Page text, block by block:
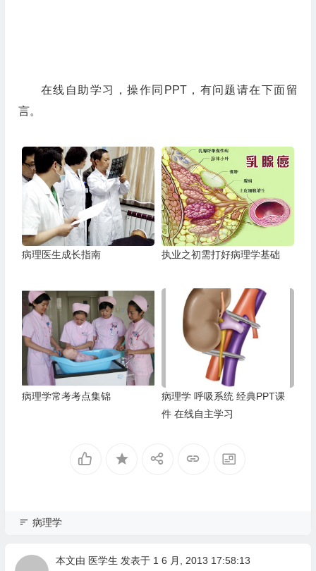
在线自助学习，操作同PPT，有问题请在下面留
言。
病理医生成长指南 执业之初需打好病理学基础
病理学常考考点集锦
病理学 呼吸系统 经典PPT课
件 在线自主学习
病理学
本文由 医学生 发表于 1 6 月, 2013 17:58:13